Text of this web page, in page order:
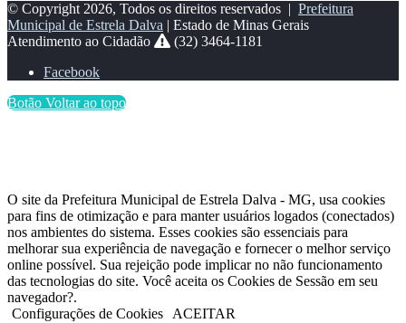
© Copyright 2026, Todos os direitos reservados | Prefeitura
Municipal de Estrela Dalva | Estado de Minas Gerais
Atendimento ao Cidadão
(32) 3464-1181
Facebook
Botão Voltar ao topo
O site da Prefeitura Municipal de Estrela Dalva - MG, usa cookies
para fins de otimização e para manter usuários logados (conectados)
nos ambientes do sistema. Esses cookies são essenciais para
melhorar sua experiência de navegação e fornecer o melhor serviço
online possível. Sua rejeição pode implicar no não funcionamento
das tecnologias do site. Você aceita os Cookies de Sessão em seu
navegador?.
Configurações de Cookies
ACEITAR